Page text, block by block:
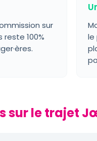
sur
100%
le
sur le trajet